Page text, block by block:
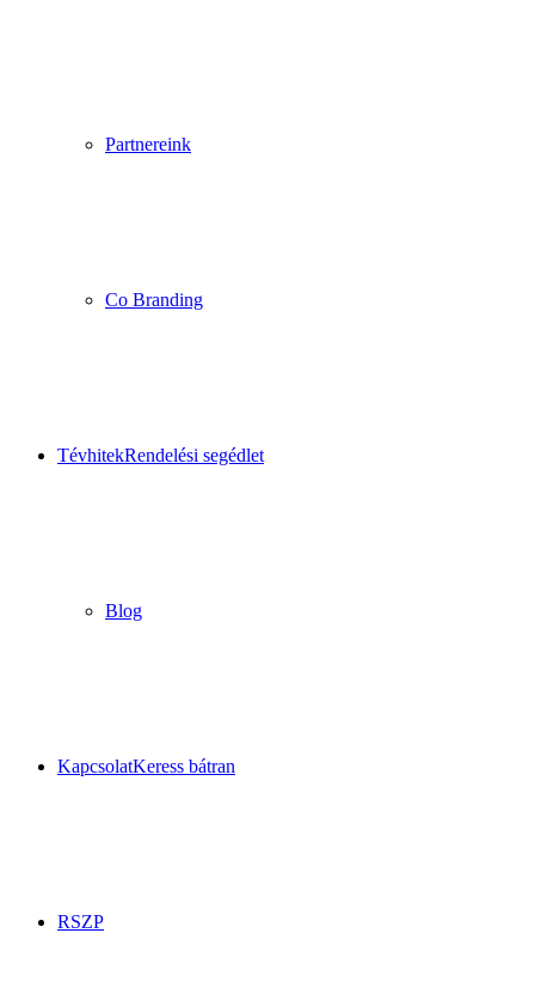
Partnereink
Co Branding
TévhitekRendelési segédlet
Blog
KapcsolatKeress bátran
RSZP